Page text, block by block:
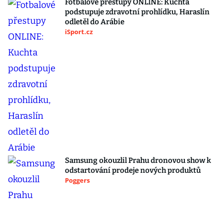
Fotbalové přestupy ONLINE: Kuchta
podstupuje zdravotní prohlídku, Haraslín
odletěl do Arábie
iSport.cz
Samsung okouzlil Prahu dronovou show k
odstartování prodeje nových produktů
Poggers